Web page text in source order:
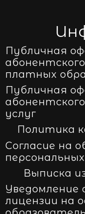
Публичная
платных
Публичная
услуг
Политика
Согласие на
Выписка
Уведомление
лицензии на